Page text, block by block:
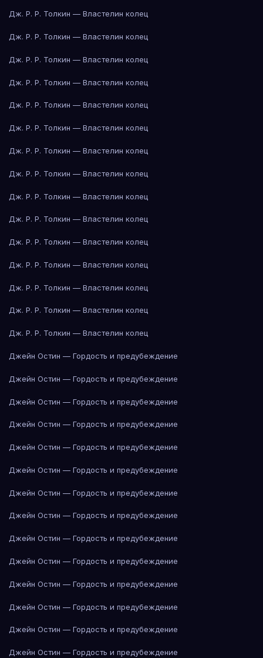
Дж. Р. Р. Толкин — Властелин колец
Дж. Р. Р. Толкин — Властелин колец
Дж. Р. Р. Толкин — Властелин колец
Дж. Р. Р. Толкин — Властелин колец
Дж. Р. Р. Толкин — Властелин колец
Дж. Р. Р. Толкин — Властелин колец
Дж. Р. Р. Толкин — Властелин колец
Дж. Р. Р. Толкин — Властелин колец
Дж. Р. Р. Толкин — Властелин колец
Дж. Р. Р. Толкин — Властелин колец
Дж. Р. Р. Толкин — Властелин колец
Дж. Р. Р. Толкин — Властелин колец
Дж. Р. Р. Толкин — Властелин колец
Дж. Р. Р. Толкин — Властелин колец
Дж. Р. Р. Толкин — Властелин колец
Джейн Остин — Гордость и предубеждение
Джейн Остин — Гордость и предубеждение
Джейн Остин — Гордость и предубеждение
Джейн Остин — Гордость и предубеждение
Джейн Остин — Гордость и предубеждение
Джейн Остин — Гордость и предубеждение
Джейн Остин — Гордость и предубеждение
Джейн Остин — Гордость и предубеждение
Джейн Остин — Гордость и предубеждение
Джейн Остин — Гордость и предубеждение
Джейн Остин — Гордость и предубеждение
Джейн Остин — Гордость и предубеждение
Джейн Остин — Гордость и предубеждение
Джейн Остин — Гордость и предубеждение